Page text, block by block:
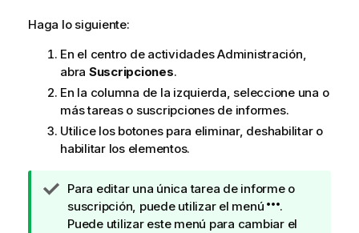
Haga lo siguiente:
En el centro de actividadesAdministración,
abra Suscripciones.
En la columna de la izquierda, seleccione una o
más tareas o suscripciones de informes.
Utilice los botones para eliminar, deshabilitar o
habilitar los elementos.
N
o
t
Para editar una única tarea de informe o
suscripción, puede utilizar el menú
.
Puede utilizar este menú para cambiar el